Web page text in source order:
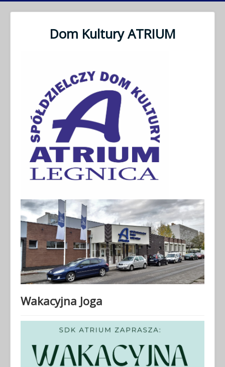
Dom Kultury ATRIUM
Wakacyjna Joga